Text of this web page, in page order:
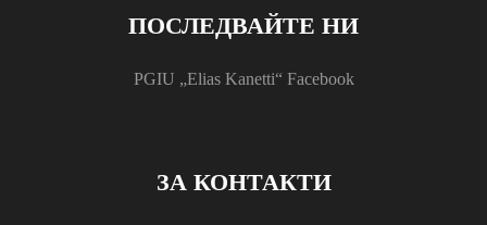
ПОСЛЕДВАЙТЕ НИ
PGIU „Elias Kanetti“ Facebook
ЗА КОНТАКТИ